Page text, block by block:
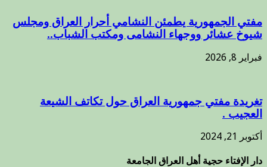
مفتي الجمهورية يطمئن النشامي أحرار العراق ومجلس
شيوخ عشائر ووجهاء النشامى ومكتب الشباب..
فبراير 8, 2026
تغريدة مفتي جمهورية العراق حول تكاتف الشيعة
العجيب .
أكتوبر 21, 2024
دار الإفتاء حجية أهل العراق الجامعة